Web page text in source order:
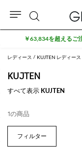
レディース KUJTEN レディース
KUJTEN
すべて表示 KUJTEN
1の商品
検
索
￥63,834を超えるご